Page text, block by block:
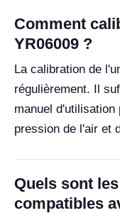
Comment
YR06009 ?
La calibration de
régulièrement. Il
manuel
pression de l'air et
Quels sont
compatibles